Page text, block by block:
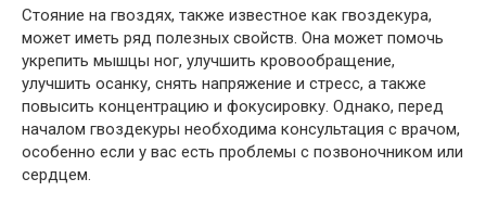
Стояние на гвоздях, также известное как гвоздекура,
может иметь ряд полезных свойств. Она может помочь
укрепить мышцы ног, улучшить кровообращение,
улучшить осанку, снять напряжение и стресс, а также
повысить концентрацию и фокусировку. Однако, перед
началом гвоздекуры необходима консультация с врачом,
особенно если у вас есть проблемы с позвоночником или
сердцем.